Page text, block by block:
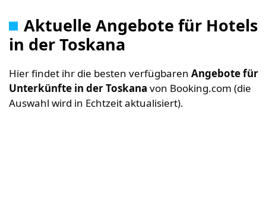
Aktuelle Angebote für Hotels
in der Toskana
Hier findet ihr die besten verfügbaren Angebote für
Unterkünfte in der Toskana von Booking.com (die
Auswahl wird in Echtzeit aktualisiert).